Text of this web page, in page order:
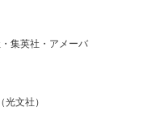
集英社・アメーバ
文社）